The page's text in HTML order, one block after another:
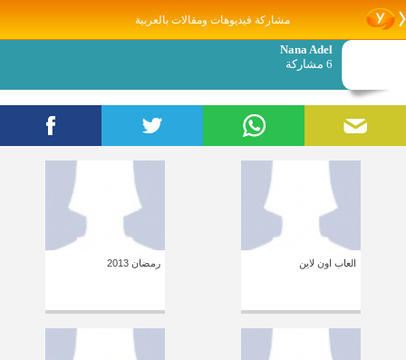
مشاركة فيديوهات ومقالات بالعربية
Nana Adel
6 مشاركة
العاب اون لاين رمضان 2013